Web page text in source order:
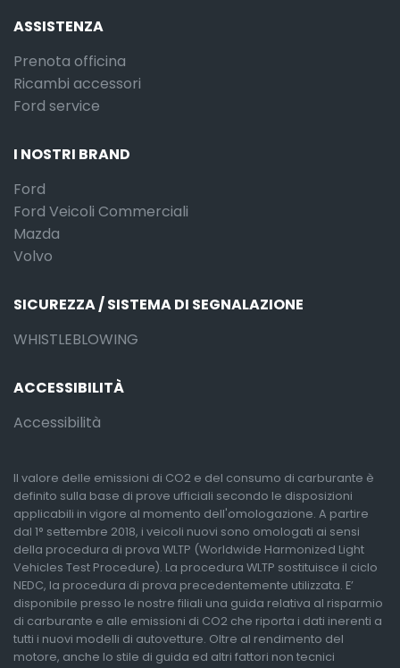
ASSISTENZA
Prenota officina
Ricambi accessori
Ford service
I NOSTRI BRAND
Ford
Ford Veicoli Commerciali
Mazda
Volvo
SICUREZZA / SISTEMA DI SEGNALAZIONE
WHISTLEBLOWING
ACCESSIBILITÀ
Accessibilità
Il valore delle emissioni di CO2 e del consumo di carburante è
definito sulla base di prove ufficiali secondo le disposizioni
applicabili in vigore al momento dell'omologazione. A partire
dal 1° settembre 2018, i veicoli nuovi sono omologati ai sensi
della procedura di prova WLTP (Worldwide Harmonized Light
Vehicles Test Procedure). La procedura WLTP sostituisce il ciclo
NEDC, la procedura di prova precedentemente utilizzata. E’
disponibile presso le nostre filiali una guida relativa al risparmio
di carburante e alle emissioni di CO2 che riporta i dati inerenti a
tutti i nuovi modelli di autovetture. Oltre al rendimento del
motore, anche lo stile di guida ed altri fattori non tecnici